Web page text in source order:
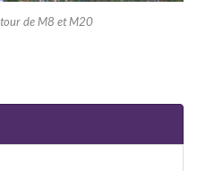
de M8 et M20